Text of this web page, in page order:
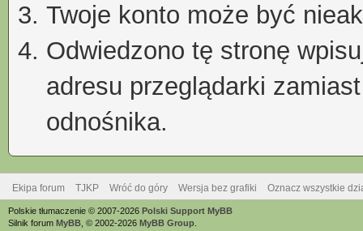
Twoje konto może być
Odwiedzono tę stronę
adresu przeglądarki
odnośnika.
Ekipa forum TJKP Wróć do góry Wersja bez grafiki Oznacz wszystkie
Polskie tłumaczenie © 2007-2026 Polski Support MyBB
Silnik forum MyBB , © 2002-2026 MyBB Group